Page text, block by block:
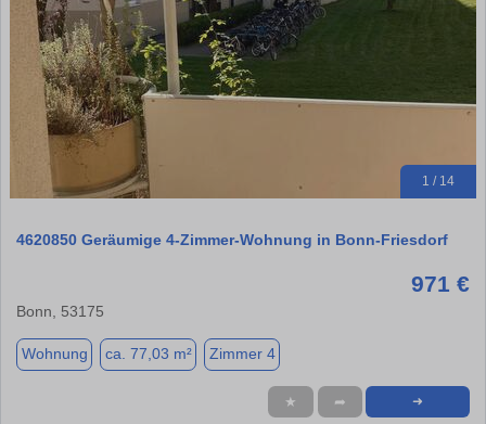
1 / 14
4620850 Geräumige 4-Zimmer-Wohnung in Bonn‑Friesdorf
971 €
Bonn, 53175
Wohnung ca. 77,03 m² Zimmer 4
★ ➦ ➜